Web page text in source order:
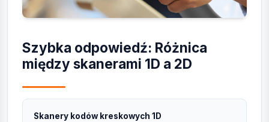
Szybka odpowiedź: Różnica
między skanerami 1D a 2D
Skanery kodów kreskowych 1D